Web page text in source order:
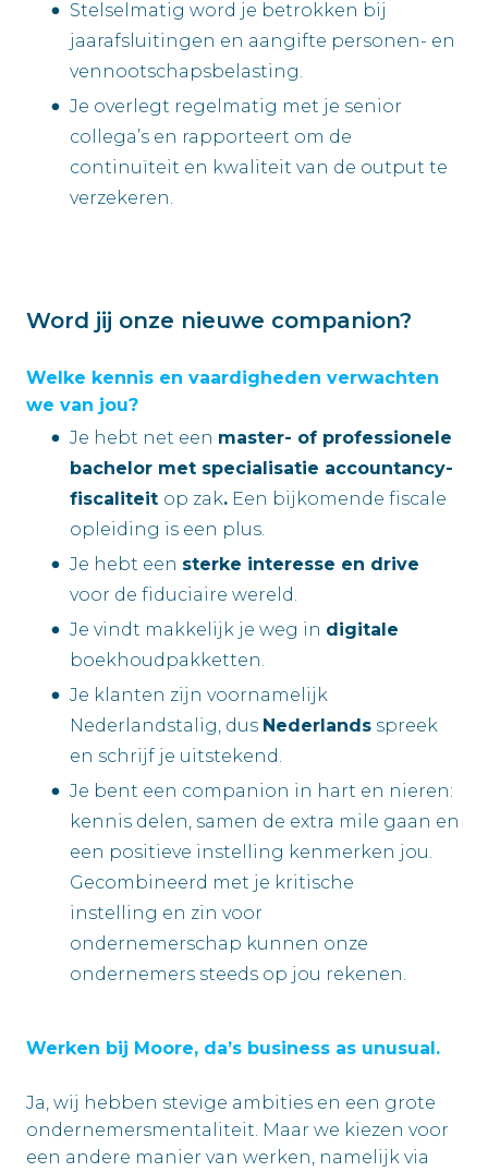
Stelselmatig word je betrokken bij
jaarafsluitingen en aangifte personen- en
vennootschapsbelasting.
Je overlegt regelmatig met je senior
collega’s en rapporteert om de
continuïteit en kwaliteit van de output te
verzekeren.
Word jij onze nieuwe companion?
Welke kennis en vaardigheden verwachten
we van jou?
Je hebt net een master- of professionele
bachelor met specialisatie accountancy-
fiscaliteit op zak. Een bijkomende fiscale
opleiding is een plus.
Je hebt een sterke interesse en drive
voor de fiduciaire wereld.
Je vindt makkelijk je weg in digitale
boekhoudpakketten.
Je klanten zijn voornamelijk
Nederlandstalig, dus Nederlands spreek
en schrijf je uitstekend.
Je bent een companion in hart en nieren:
kennis delen, samen de extra mile gaan en
een positieve instelling kenmerken jou.
Gecombineerd met je kritische
instelling en zin voor
ondernemerschap kunnen onze
ondernemers steeds op jou rekenen.
Werken bij Moore, da’s business as unusual.
Ja, wij hebben stevige ambities en een grote
ondernemersmentaliteit. Maar we kiezen voor
een andere manier van werken, namelijk via